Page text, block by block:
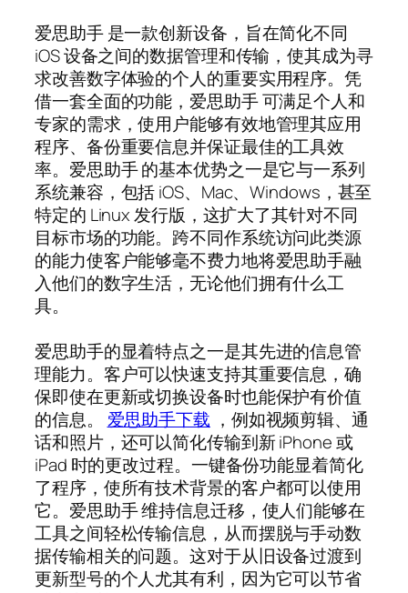
爱思助手 是一款创新设备，旨在简化不同
iOS 设备之间的数据管理和传输，使其成为寻
求改善数字体验的个人的重要实用程序。凭
借一套全面的功能，爱思助手 可满足个人和
专家的需求，使用户能够有效地管理其应用
程序、备份重要信息并保证最佳的工具效
率。爱思助手 的基本优势之一是它与一系列
系统兼容，包括 iOS、Mac、Windows，甚至
特定的 Linux 发行版，这扩大了其针对不同
目标市场的功能。跨不同作系统访问此类源
的能力使客户能够毫不费力地将爱思助手融
入他们的数字生活，无论他们拥有什么工
具。
爱思助手的显着特点之一是其先进的信息管
理能力。客户可以快速支持其重要信息，确
保即使在更新或切换设备时也能保护有价值
的信息。 爱思助手下载 ，例如视频剪辑、通
话和照片，还可以简化传输到新 iPhone 或
iPad 时的更改过程。一键备份功能显着简化
了程序，使所有技术背景的客户都可以使用
它。爱思助手 维持信息迁移，使人们能够在
工具之间轻松传输信息，从而摆脱与手动数
据传输相关的问题。这对于从旧设备过渡到
更新型号的个人尤其有利，因为它可以节省